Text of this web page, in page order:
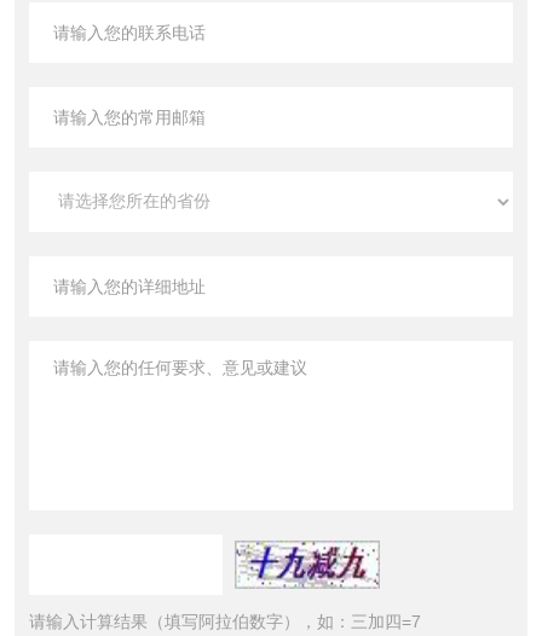
请输入计算结果（填写阿拉伯数字），如：三加四=7